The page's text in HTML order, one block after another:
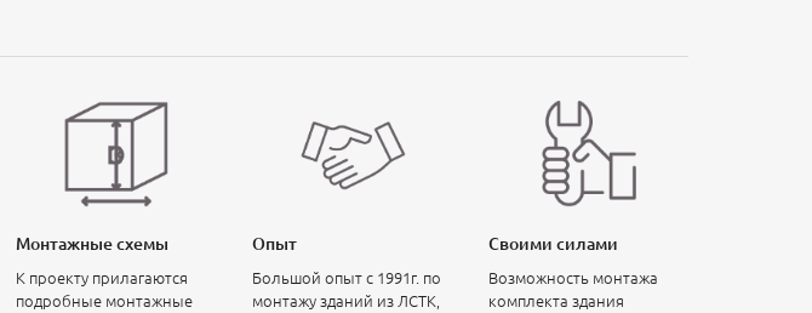
Монтажные схемы
К проекту прилагаются
подробные монтажные
Опыт
Большой опыт с 1991г. по
монтажу зданий из ЛСТК,
Своими силами
Возможность монтажа
комплекта здания